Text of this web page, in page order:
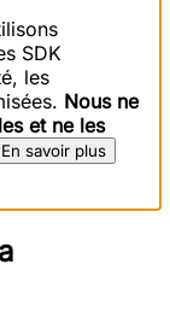
SDK
les
Nous ne
et ne les
En savoir plus